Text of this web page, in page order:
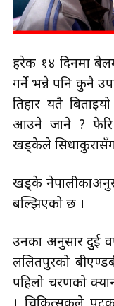
हरेक १४ दिनमा
गर्ने भन्ने पनि कुनै
तिहार यतै
आउने जाने ? फेरि
खड्केले
खड्के
बल्झिएको छ ।
उनका अनुसार दुुई
ललितपुरको
पहिलो चरणको